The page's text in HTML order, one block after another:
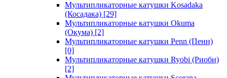
Мультипликаторные катушки Kosadaka
(Косадака) [29]
Мультипликаторные катушки Okuma
(Окума) [2]
Мультипликаторные катушки Penn (Пенн)
[0]
Мультипликаторные катушки Ryobi (Риоби)
[2]